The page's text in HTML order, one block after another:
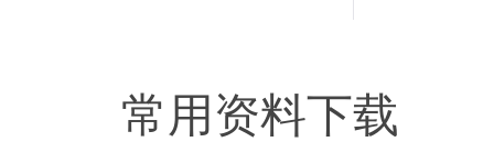
常用资料下载